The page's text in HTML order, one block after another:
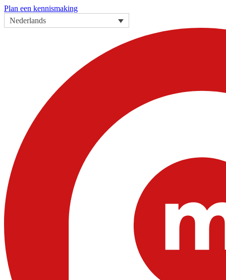
Plan een kennismaking
Nederlands